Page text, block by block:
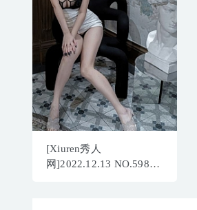
[Xiuren秀人
网]2022.12.13 NO.5988